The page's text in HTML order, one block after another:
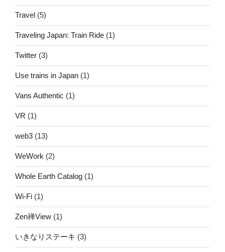
Travel (5)
Traveling Japan: Train Ride (1)
Twitter (3)
Use trains in Japan (1)
Vans Authentic (1)
VR (1)
web3 (13)
WeWork (2)
Whole Earth Catalog (1)
Wi-Fi (1)
Zen禅View (1)
いきなりステーキ (3)